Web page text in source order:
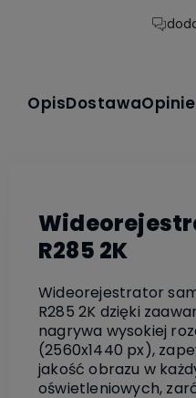
OpisDostawaOpinie
R285 2K
Wideorejestrator
R285 2K dzięki
nagrywa wysokiej
(2560x1440 px),
jakość obrazu w
oświetleniowych,